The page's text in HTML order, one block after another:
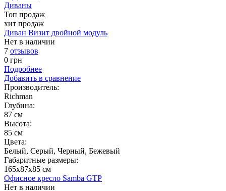
Диваны
Топ продаж
хит продаж
Диван Визит двойной модуль
Нет в наличии
7 отзывов
0 грн
Подробнее
Добавить в сравнение
Производитель:
Richman
Глубина:
87 см
Высота:
85 см
Цвета:
Белый, Серый, Черный, Бежевый
Габаритные размеры:
165х87х85 см
Офисное кресло Samba GTP
Нет в наличии